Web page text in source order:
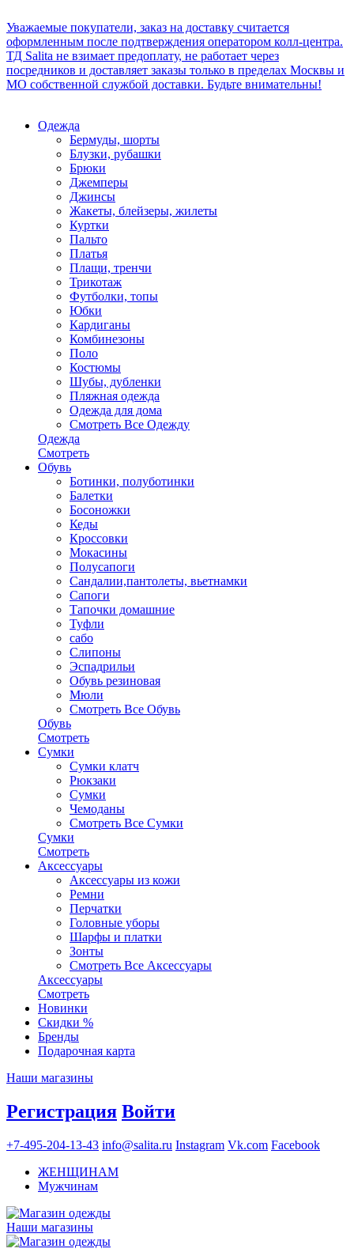
Уважаемые покупатели, заказ на доставку считается
оформленным после подтверждения оператором колл-центра.
ТД Salita не взимает предоплату, не работает через
посредников и доставляет заказы только в пределах Москвы и
МО собственной службой доставки. Будьте внимательны!
Одежда
Бермуды, шорты
Блузки, рубашки
Брюки
Джемперы
Джинсы
Жакеты, блейзеры, жилеты
Куртки
Пальто
Платья
Плащи, тренчи
Трикотаж
Футболки, топы
Юбки
Кардиганы
Комбинезоны
Поло
Костюмы
Шубы, дубленки
Пляжная одежда
Одежда для дома
Смотреть Все Одежду
Одежда
Смотреть
Обувь
Ботинки, полуботинки
Балетки
Босоножки
Кеды
Кроссовки
Мокасины
Полусапоги
Сандалии,пантолеты, вьетнамки
Сапоги
Тапочки домашние
Туфли
сабо
Слипоны
Эспадрильи
Обувь резиновая
Мюли
Смотреть Все Обувь
Обувь
Смотреть
Сумки
Сумки клатч
Рюкзаки
Сумки
Чемоданы
Смотреть Все Сумки
Сумки
Смотреть
Аксессуары
Аксессуары из кожи
Ремни
Перчатки
Головные уборы
Шарфы и платки
Зонты
Смотреть Все Аксессуары
Аксессуары
Смотреть
Новинки
Скидки %
Бренды
Подарочная карта
Наши магазины
Регистрация Войти
+7-495-204-13-43 info@salita.ru Instagram Vk.com Facebook
ЖЕНЩИНАМ
Мужчинам
Наши магазины